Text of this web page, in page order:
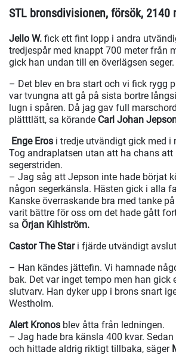
STL bronsdivisionen, försök, 2140
Jello W. fick ett fint lopp i andra
tredjespår med knappt 700 meter från
gick han undan till en överlägsen seger.
– Det blev en bra start och vi fick rygg
var tvungna att gå på sista bortre
lugn i spåren. Då jag gav full
plätttlätt, sa körande Carl Johan
Enge Eros i tredje utvändigt gick med i
Tog andraplatsen utan att ha chans att
segerstriden.
– Jag såg att Jepson inte hade börjat
någon segerkänsla. Hästen gick i alla
Kanske överraskande bra med tanke
varit bättre för oss om det hade gått
sa Örjan Kihlström.
Castor The Stari fjärde utvändigt
– Han kändes jättefin. Vi hamnade
bak. Det var inget tempo men han gick
slutvarv. Han dyker upp i brons snart
Westholm.
Alert Kronos blev åtta från ledningen.
– Jag hade bra känsla 400 kvar.
och hittade aldrig riktigt tillbaka, säger